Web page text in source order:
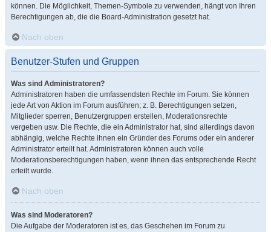
können. Die Möglichkeit, Themen-Symbole zu verwenden, hängt von Ihren
Berechtigungen ab, die die Board-Administration gesetzt hat.
Nach oben
Benutzer-Stufen und Gruppen
Was sind Administratoren?
Administratoren haben die umfassendsten Rechte im Forum. Sie können
jede Art von Aktion im Forum ausführen; z. B. Berechtigungen setzen,
Mitglieder sperren, Benutzergruppen erstellen, Moderationsrechte
vergeben usw. Die Rechte, die ein Administrator hat, sind allerdings davon
abhängig, welche Rechte ihnen ein Gründer des Forums oder ein anderer
Administrator erteilt hat. Administratoren können auch volle
Moderationsberechtigungen haben, wenn ihnen das entsprechende Recht
erteilt wurde.
Nach oben
Was sind Moderatoren?
Die Aufgabe der Moderatoren ist es, das Geschehen im Forum zu